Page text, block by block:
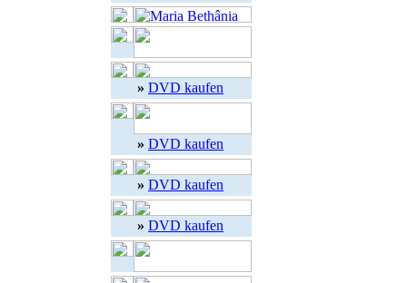
» DVD kaufen
» DVD kaufen
» DVD kaufen
» DVD kaufen